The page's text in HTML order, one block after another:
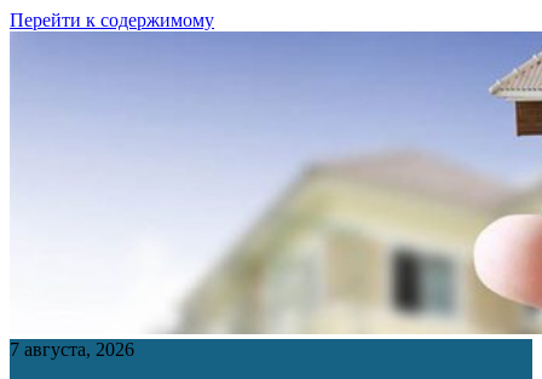
Перейти к содержимому
7 августа, 2026